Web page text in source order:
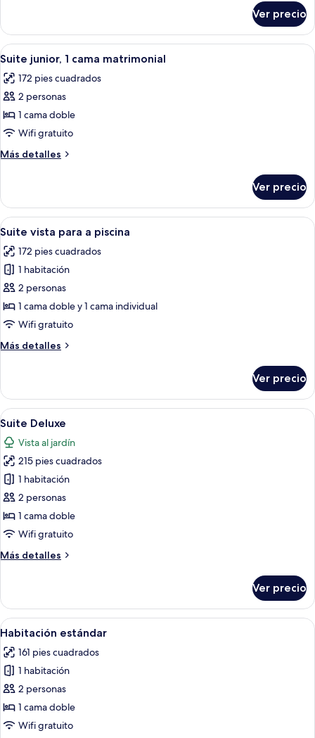
View
Deluxe
with
Pool
Ver precio
Abrir
todas
las
fotos
de
Suite
junior,
1
matrimonial
Un dormitorio con cama, dos
4
Suite junior, 1 cama matrimonial
172 pies cuadrados
2 personas
1 cama doble
Wifi gratuito
Más detalles
Más
junior,
cama
Ver precio
Abrir
todas
las
fotos
de
Suite
vista
a
Una habitación de hotel con cama,
5
Suite vista para a piscina
172 pies cuadrados
1 habitación
2 personas
1 cama doble y 1 cama individual
Wifi gratuito
Más detalles
Más
vista
para
a
piscina
Ver precio
Abrir
todas
las
fotos
de
Suite
Deluxe
Un dormitorio con cama, escritorio,
6
Suite Deluxe
Vista al jardín
215 pies cuadrados
1 habitación
2 personas
1 cama doble
Wifi gratuito
Más detalles
Más
Deluxe
Ver precio
Abrir
todas
las
fotos
de
Habitación
estándar
Habitación de hotel con cama,
4
Habitación estándar
161 pies cuadrados
1 habitación
2 personas
1 cama doble
Wifi gratuito